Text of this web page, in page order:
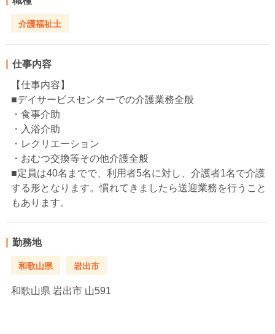
介護福祉士
仕事内容
【仕事内容】
■デイサービスセンターでの介護業務全般
・食事介助
・入浴介助
・レクリエーション
・おむつ交換等その他介護全般
■定員は40名までで、利用者5名に対し、介護者1名で介護
する形となります。慣れてきましたら送迎業務を行うこと
もあります。
勤務地
和歌山県 岩出市
和歌山県 岩出市 山591